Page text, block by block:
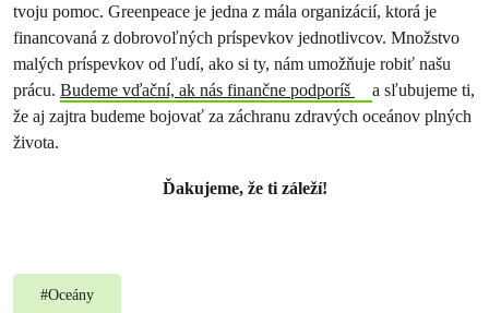
tvoju pomoc. Greenpeace je jedna z mála organizácií, ktorá je
financovaná z dobrovoľných príspevkov jednotlivcov. Množstvo
malých príspevkov od ľudí, ako si ty, nám umožňuje robiť našu
prácu. Budeme vďační, ak nás finančne podporíš
a sľubujeme ti,
že aj zajtra budeme bojovať za záchranu zdravých oceánov plných
života.
Ďakujeme, že ti záleží!
#Oceány